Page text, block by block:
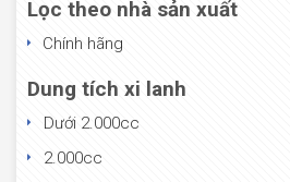
Lọc theo nhà sản xuất
Chính hãng
Dung tích xi lanh
Dưới 2.000cc
2.000cc